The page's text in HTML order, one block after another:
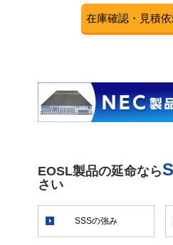
在庫確認・見積
EOSL製品の延命なら
さい
SSSの強み